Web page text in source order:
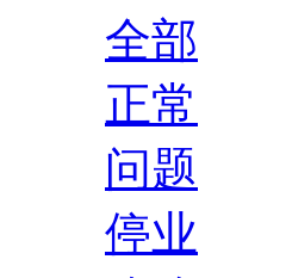
全部
正常
问题
停业